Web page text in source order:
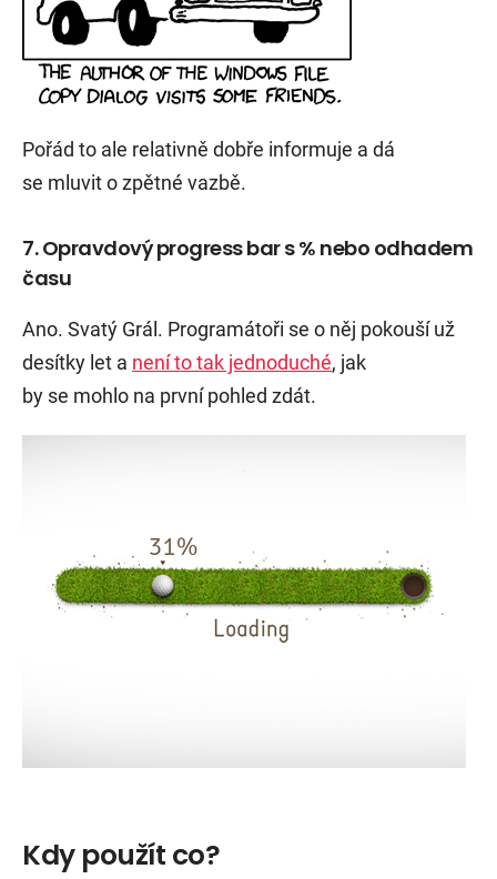
Pořád to ale relativně dobře informuje a dá
se mluvit o zpětné vazbě.
7. Opravdový progress bar s % nebo odhadem
času
Ano. Svatý Grál. Programátoři se o něj pokouší už
desítky let a není to tak jednoduché, jak
by se mohlo na první pohled zdát.
Kdy použít co?